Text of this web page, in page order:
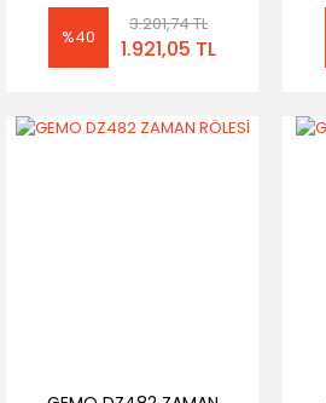
%40
3.201,74 TL
1.921,05 TL